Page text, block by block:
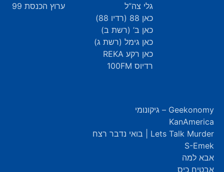
גלי צה”ל
כאן 88 (רדיו 88)
כאן ב’ (רשת ב)
כאן גימל (רשת ג)
כאן רקע REKA
רדיוס 100FM
ערוץ הכנסת 99
Geekonomy – גיקונומי
KanAmerica
Lets Talk Murder | בואי נדבר רצח
S-Emek
אבא למה
אבטיח כיס